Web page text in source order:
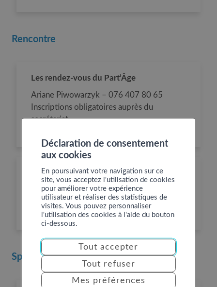
Rencontre
Les rendez-vous du Part’Âge
Ariane Piwowarzyk – 076 407 80 65
Inscriptions obligatoires auprès du
secrétariat
Anim-alliés – café rencontre
Céline Bornet-Délèze
anim.allies22@gmail.com
078 613 68 94
Spiritualité
Déclaration de consentement
aux cookies
En poursuivant votre navigation sur ce
site, vous acceptez l'utilisation de cookies
pour améliorer votre expérience
utilisateur et réaliser des statistiques de
visites. Vous pouvez personnaliser
l'utilisation des cookies à l'aide du bouton
ci-dessous.
Tout accepter
Tout refuser
Mes préférences